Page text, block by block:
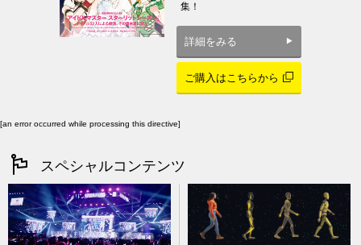
集！
詳細をみる
ご購入はこちらから
[an error occurred while processing this directive]
スペシャルコンテンツ